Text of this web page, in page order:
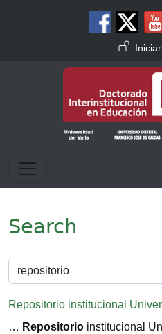
Menú de cuenta de
Search
Repositorio institucional
… Repositorio institucional